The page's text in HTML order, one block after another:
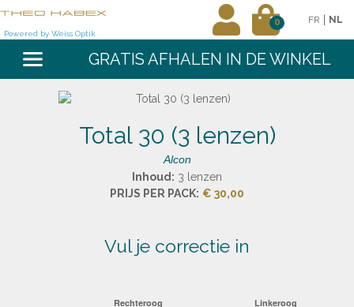
Powered by Weiss Optik
0 FR | NL
GRATIS AFHALEN IN DE WINKEL
Total 30 (3 lenzen)
Alcon
Inhoud: 3 lenzen
PRIJS PER PACK: € 30,00
vul je correctie in
Rechteroog Linkeroog